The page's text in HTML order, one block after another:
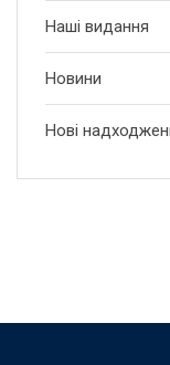
Наші видання
Новини
Нові